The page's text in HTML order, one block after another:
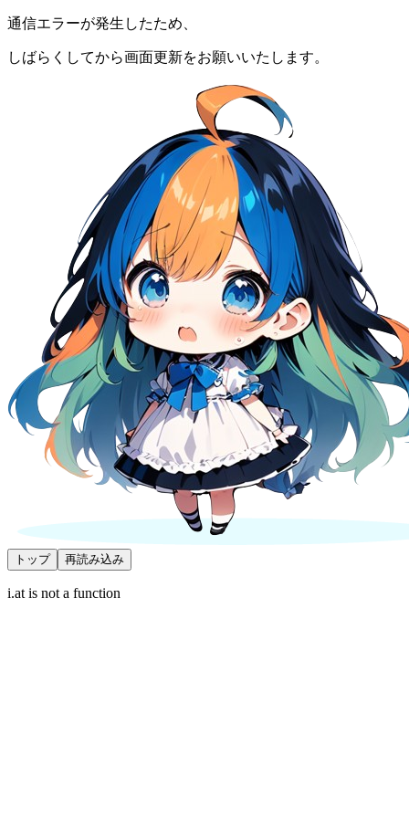
通信エラーが発生したため、
しばらくしてから画面更新をお願いいたします。
トップ 再読み込み
i.at is not a function